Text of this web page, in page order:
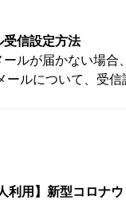
受信設定方法
ルが届かない場
ールについて、受
利用】新型コロナ